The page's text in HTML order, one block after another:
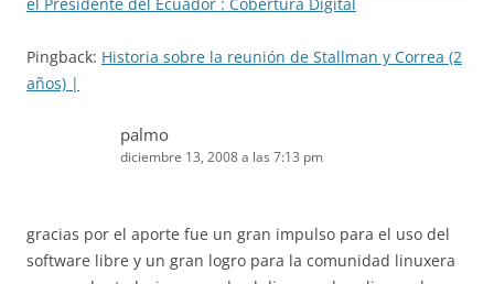
Pingback: Historia sobre la reunión de Stallman y Correa (2
años) |
palmo
diciembre 13, 2008 a las 7:13 pm
gracias por el aporte fue un gran impulso para el uso del
software libre y un gran logro para la comunidad linuxera